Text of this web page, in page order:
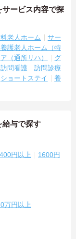
ービス内容で探
老人ホーム
サー
護老人ホーム（特
（通所リハ）
グ
訪問看護
訪問診療
ショートステイ
養
給与で探す
円以上
1600円
万円以上